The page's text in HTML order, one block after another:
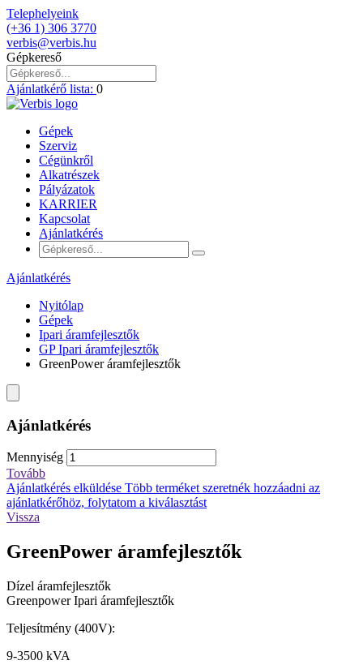
Telephelyeink
(+36 1) 306 3770
verbis@verbis.hu
Gépkereső
Ajánlatkérő lista: 0
Gépek
Szerviz
Cégünkről
Alkatrészek
Pályázatok
KARRIER
Kapcsolat
Ajánlatkérés
Ajánlatkérés
Nyitólap
Gépek
Ipari áramfejlesztők
GP Ipari áramfejlesztők
GreenPower áramfejlesztők
Ajánlatkérés
Mennyiség
Tovább
Ajánlatkérés elküldése Több terméket szeretnék hozzáadni az
ajánlatkérőhöz, folytatom a kiválasztást
Vissza
GreenPower áramfejlesztők
Dízel áramfejlesztők
Greenpower Ipari áramfejlesztők
Teljesítmény (400V):
9-3500 kVA